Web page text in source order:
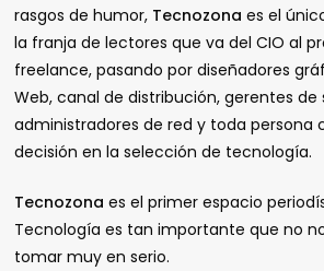
rasgos de humor, Tecnozonaes el
la franja de lectores que va del CIO al
freelance, pasando por diseñadores
Web, canal de distribución, gerentes de
administradores de red y toda persona
decisión en la selección de tecnología.
Tecnozonaes el primer espacio
Tecnología es tan importante que no
tomar muy en serio.